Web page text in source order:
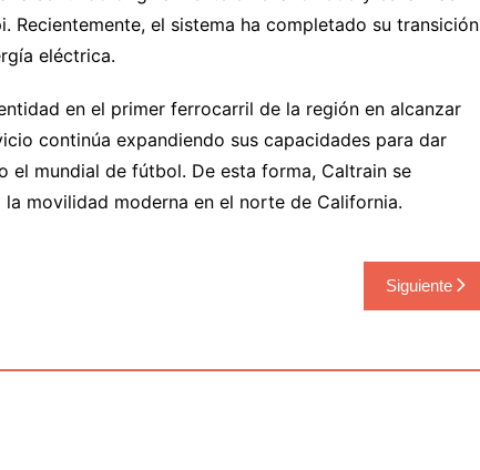
Recientemente, el sistema ha completado su transición
eléctrica.
en el primer ferrocarril de la región en alcanzar
continúa expandiendo sus capacidades para dar
el mundial de fútbol. De esta forma, Caltrain se
movilidad moderna en el norte de California.
Siguiente